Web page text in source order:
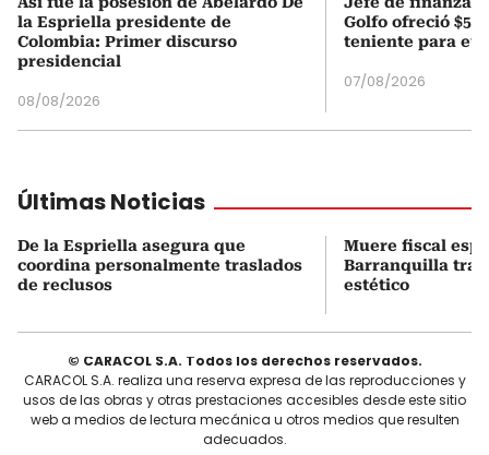
la Espriella presidente de
Colombia: Primer discurso
presidencial
08/08/2026
Golfo ofreció
teniente para
07/08/2026
Últimas Noticias
De la Espriella asegura que
coordina personalmente traslados
de reclusos
Muere fiscal
Barranquilla
estético
© CARACOL S.A. Todos los derechos reservados.
CARACOL S.A. realiza una reserva expresa de las reproducciones y
usos de las obras y otras prestaciones accesibles desde este sitio
web a medios de lectura mecánica u otros medios que resulten
adecuados.